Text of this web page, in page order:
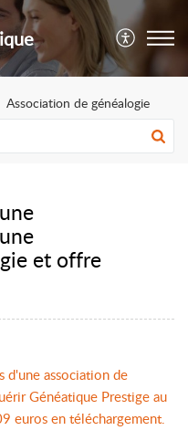
Association de généalogie
et offre
d'une association de
Généatique Prestige au
euros en téléchargement.